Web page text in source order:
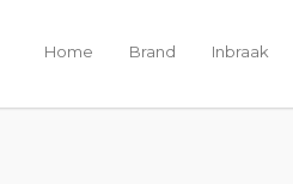
Home Brand Inbraak